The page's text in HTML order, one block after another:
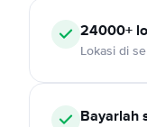
24000+
Lokasi di
Bayarlah